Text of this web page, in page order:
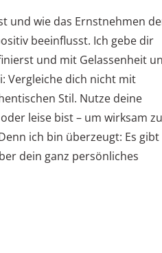
und wie das Ernstnehmen
beeinflusst. Ich gebe dir
und mit Gelassenheit
Vergleiche dich nicht mit
Stil. Nutze deine
leise bist – um wirksam zu
ich bin überzeugt: Es gibt
dein ganz persönliches